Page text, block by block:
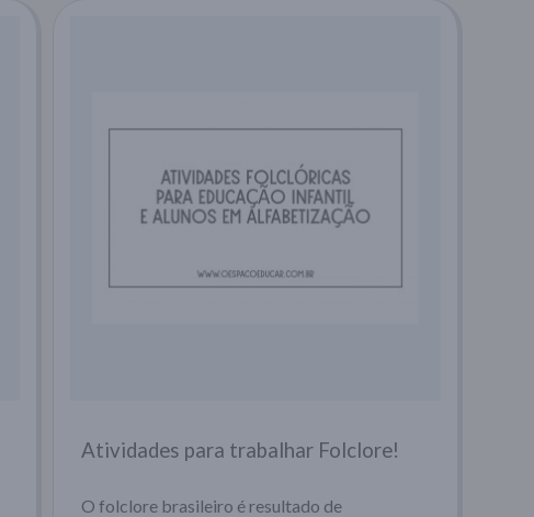
Atividades para trabalhar Folclore!
O folclore brasileiro é resultado de